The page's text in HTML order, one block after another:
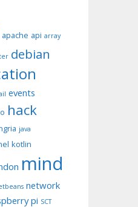
apache api array
debian
events
hack
java
kotlin
mind
network
pi SCT